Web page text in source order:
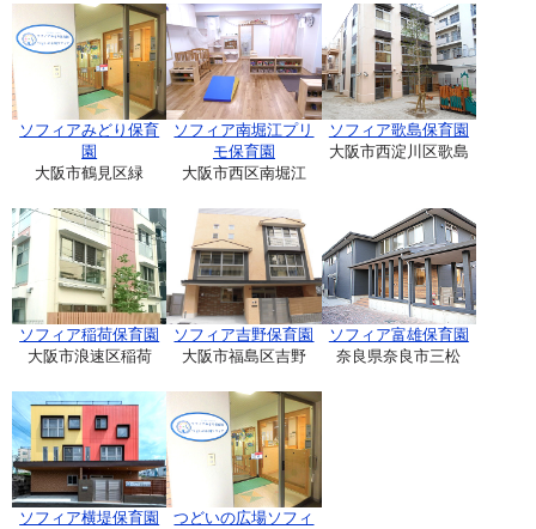
ソフィアみどり保育
園
大阪市鶴見区緑
ソフィア南堀江プリ
モ保育園
大阪市西区南堀江
ソフィア歌島保育園
大阪市西淀川区歌島
ソフィア稲荷保育園
大阪市浪速区稲荷
ソフィア吉野保育園
大阪市福島区吉野
ソフィア富雄保育園
奈良県奈良市三松
ソフィア横堤保育園
つどいの広場ソフィ